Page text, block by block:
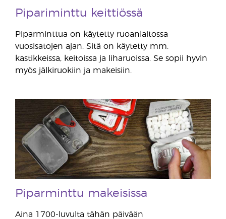
Pipariminttu keittiössä
Piparminttua on käytetty ruoanlaitossa
vuosisatojen ajan. Sitä on käytetty mm.
kastikkeissa, keitoissa ja liharuoissa. Se sopii hyvin
myös jälkiruokiin ja makeisiin.
Piparminttu makeisissa
Aina 1700-luvulta tähän päivään